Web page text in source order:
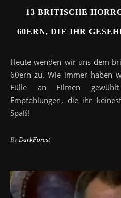
13 BRITISCHE
60ERN, DIE IHR
Heute wenden wir uns dem britischen Horrorfilm aus den
60ern zu. Wie immer haben
Fülle an Filmen
Empfehlungen, die ihr
Spaß!
By DarkForest